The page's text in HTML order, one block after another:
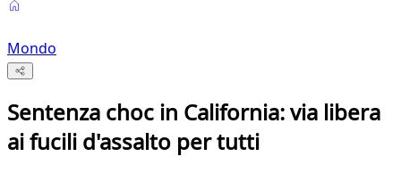
Mondo
Sentenza choc in California: via libera
ai fucili d'assalto per tutti